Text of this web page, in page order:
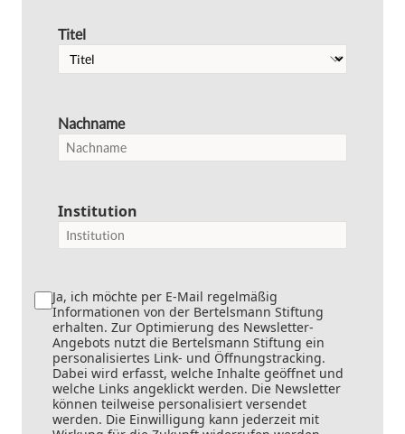
Titel
Nachname
Institution
Ja, ich möchte per E-Mail regelmäßig
Informationen von der Bertelsmann Stiftung
erhalten. Zur Optimierung des Newsletter-
Angebots nutzt die Bertelsmann Stiftung ein
personalisiertes Link- und Öffnungstracking.
Dabei wird erfasst, welche Inhalte geöffnet und
welche Links angeklickt werden. Die Newsletter
können teilweise personalisiert versendet
werden. Die Einwilligung kann jederzeit mit